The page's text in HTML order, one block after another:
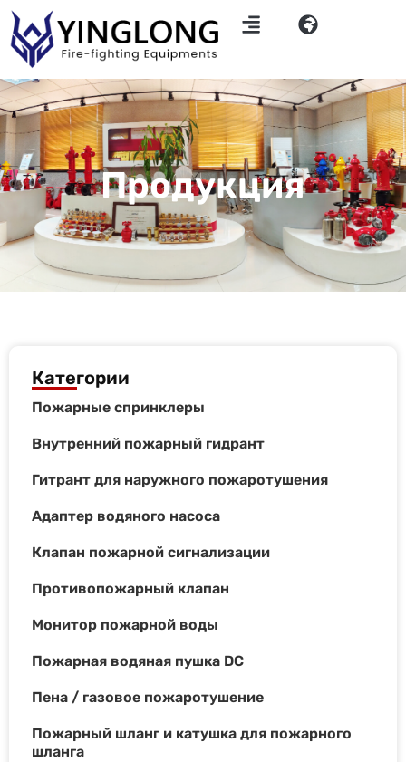
Продукция
Категории
Пожарные спринклеры
Внутренний пожарный гидрант
Гитрант для наружного пожаротушения
Адаптер водяного насоса
Клапан пожарной сигнализации
Противопожарный клапан
Монитор пожарной воды
Пожарная водяная пушка DC
Пена / газовое пожаротушение
Пожарный шланг и катушка для пожарного
шланга